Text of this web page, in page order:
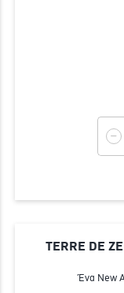
TERRE DE
Ένα New